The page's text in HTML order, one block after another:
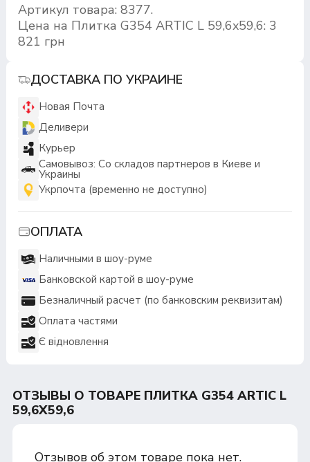
Артикул товара: 8377.
Цена на Плитка G354 ARTIC L 59,6x59,6: 3
821 грн
ДОСТАВКА ПО УКРАИНЕ
Новая Почта
Деливери
Курьер
Самовывоз: Со складов партнеров в Киеве и
Украины
Укрпочта (временно не доступно)
ОПЛАТА
Наличными в шоу-руме
Банковской картой в шоу-руме
Безналичный расчет (по банковским реквизитам)
Оплата частями
Є відновлення
ОТЗЫВЫ О ТОВАРЕ ПЛИТКА G354 ARTIC L
59,6X59,6
Отзывов об этом товаре пока нет.